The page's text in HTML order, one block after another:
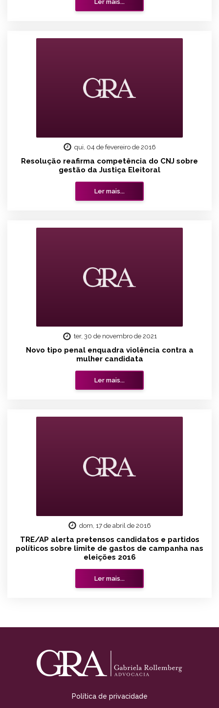
Ler mais...
qui, 04 de fevereiro de 2016
Resolução reafirma competência do CNJ sobre
gestão da Justiça Eleitoral
Ler mais...
ter, 30 de novembro de 2021
Novo tipo penal enquadra violência contra a
mulher candidata
Ler mais...
dom, 17 de abril de 2016
TRE/AP alerta pretensos candidatos e partidos
políticos sobre limite de gastos de campanha nas
eleições 2016
Ler mais...
Política de privacidade